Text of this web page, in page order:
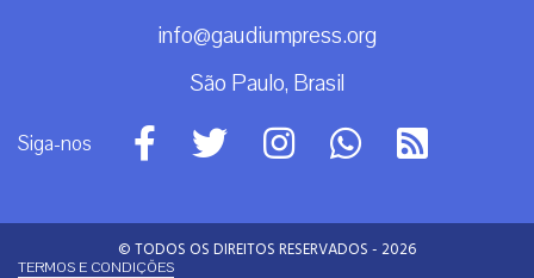
info@gaudiumpress.org
São Paulo, Brasil
Siga-nos
© TODOS OS DIREITOS RESERVADOS - 2026
TERMOS E CONDIÇÕES